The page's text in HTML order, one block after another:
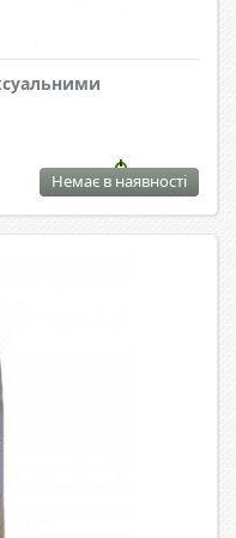
Немає в наявності